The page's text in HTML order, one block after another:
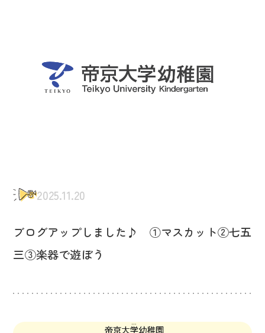
2025.11.20
ブログアップしました♪ ①マスカット②七五
三③楽器で遊ぼう